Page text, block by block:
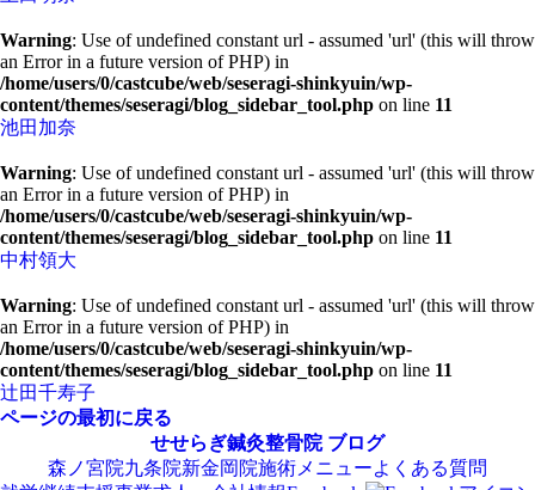
Warning: Use of undefined constant url - assumed 'url' (this will throw
an Error in a future version of PHP) in
/home/users/0/castcube/web/seseragi-shinkyuin/wp-
content/themes/seseragi/blog_sidebar_tool.php on line 11
池田加奈
Warning: Use of undefined constant url - assumed 'url' (this will throw
an Error in a future version of PHP) in
/home/users/0/castcube/web/seseragi-shinkyuin/wp-
content/themes/seseragi/blog_sidebar_tool.php on line 11
中村領大
Warning: Use of undefined constant url - assumed 'url' (this will throw
an Error in a future version of PHP) in
/home/users/0/castcube/web/seseragi-shinkyuin/wp-
content/themes/seseragi/blog_sidebar_tool.php on line 11
辻田千寿子
ページの最初に戻る
せせらぎ鍼灸整骨院 ブログ
森ノ宮院九条院新金岡院施術メニューよくある質問